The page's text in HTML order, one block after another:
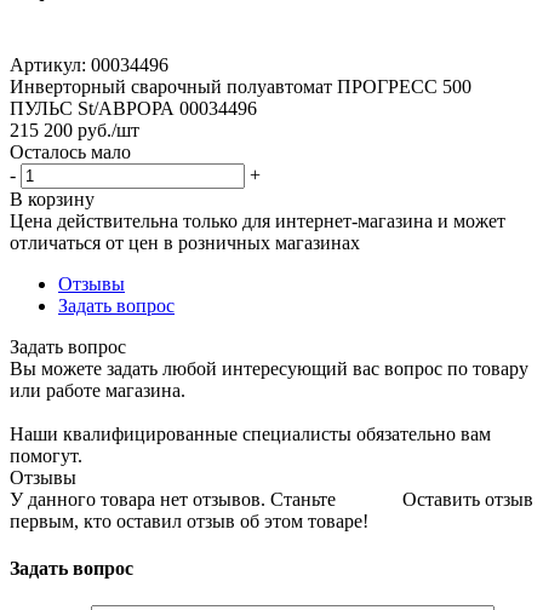
Артикул: 00034496
Инверторный сварочный полуавтомат ПРОГРЕСС 500
ПУЛЬС St/АВРОРА 00034496
215 200 руб./шт
Осталось мало
-
+
В корзину
Цена действительна только для интернет-магазина и может
отличаться от цен в розничных магазинах
Отзывы
Задать вопрос
Задать вопрос
Вы можете задать любой интересующий вас вопрос по товару
или работе магазина.
Наши квалифицированные специалисты обязательно вам
помогут.
Отзывы
Оставить отзыв
У данного товара нет отзывов. Станьте
первым, кто оставил отзыв об этом товаре!
Задать вопрос